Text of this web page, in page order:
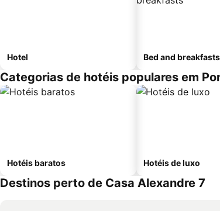
Hotel Bed and breakfasts
Categorias de hotéis populares em
Hotéis baratos Hotéis de luxo
Destinos perto de Casa Alexandre 7